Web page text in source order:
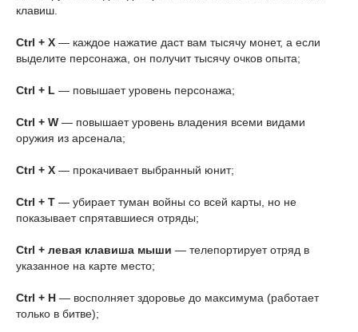
клавиш.
Ctrl + X — каждое нажатие даст вам тысячу монет, а если
выделите персонажа, он получит тысячу очков опыта;
Ctrl + L — повышает уровень персонажа;
Ctrl + W — повышает уровень владения всеми видами
оружия из арсенала;
Ctrl + X — прокачивает выбранный юнит;
Ctrl + T — убирает туман войны со всей карты, но не
показывает спрятавшиеся отряды;
Ctrl + левая клавиша мыши — телепортирует отряд в
указанное на карте место;
Ctrl + H — восполняет здоровье до максимума (работает
только в битве);